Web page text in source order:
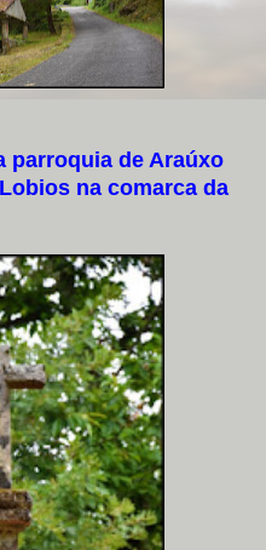
de Araúxo
na comarca da